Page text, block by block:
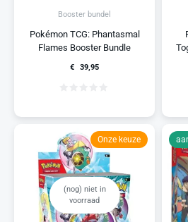
Booster bundel
Pokémon TCG: Phantasmal
Flames Booster Bundle
€ 39,95
(nog) niet in
voorraad
Onze keuze